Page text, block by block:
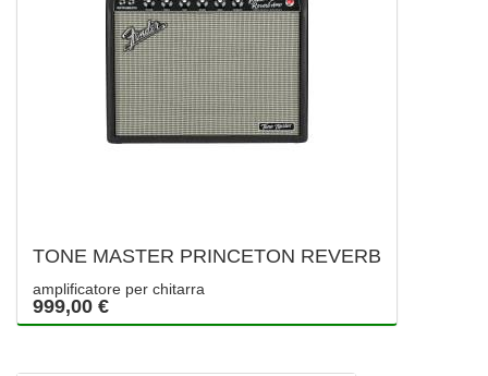
TONE MASTER PRINCETON REVERB
amplificatore per chitarra
999,00 €